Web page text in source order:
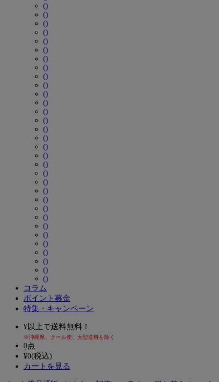
()
()
()
()
()
()
()
()
()
()
()
()
()
()
()
()
()
()
()
()
()
()
()
()
()
()
()
()
()
()
()
()
コラム
ポイント募金
特集・キャンペーン
¥以上で送料無料！
※沖縄県、クール便、大型送料を除く
0点
¥0(税込)
カートを見る